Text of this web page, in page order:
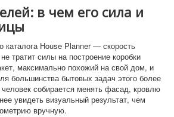
в чем его сила и
каталога House Planner — скорость
тратит силы на построение коробки
максимально похожий на свой дом, и
большинства бытовых задач этого более
собирается менять фасад, кровлю
увидеть визуальный результат, чем
вручную.